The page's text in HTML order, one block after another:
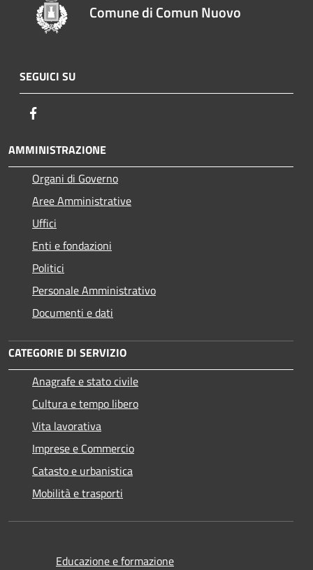
Comune di Comun Nuovo
SEGUICI SU
AMMINISTRAZIONE
Organi di Governo
Aree Amministrative
Uffici
Enti e fondazioni
Politici
Personale Amministrativo
Documenti e dati
CATEGORIE DI SERVIZIO
Anagrafe e stato civile
Cultura e tempo libero
Vita lavorativa
Imprese e Commercio
Catasto e urbanistica
Mobilità e trasporti
Educazione e formazione